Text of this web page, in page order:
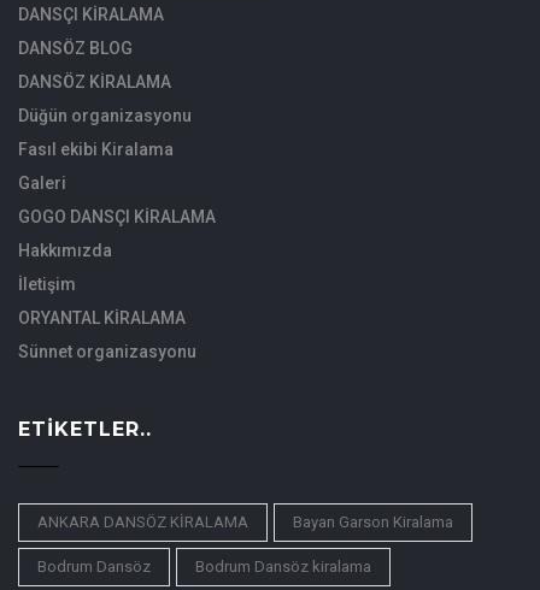
DANSÇI KİRALAMA
DANSÖZ BLOG
DANSÖZ KİRALAMA
Düğün organizasyonu
Fasıl ekibi Kiralama
Galeri
GOGO DANSÇI KİRALAMA
Hakkımızda
İletişim
ORYANTAL KİRALAMA
Sünnet organizasyonu
ETIKETLER..
ANKARA DANSÖZ KİRALAMA Bayan Garson Kiralama
Bodrum Dansöz Bodrum Dansöz kiralama